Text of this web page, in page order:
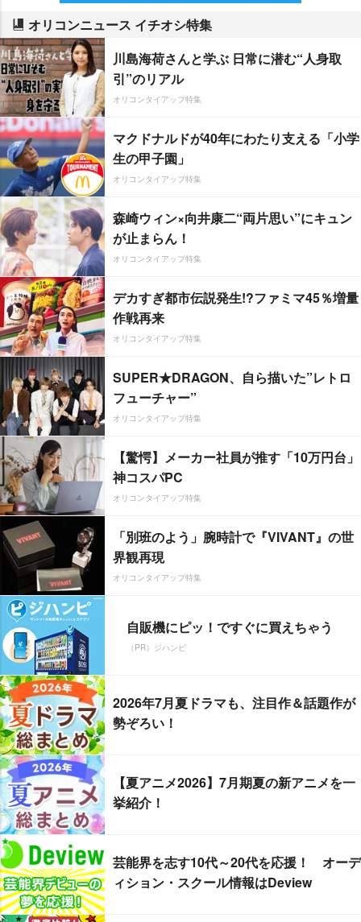
オリコンニュース イチオシ特集
川島海荷さんと学ぶ 日常に潜む“人身取
引”のリアル
オリコンタイアップ特集
マクドナルドが40年にわたり支える「小学
生の甲子園」
オリコンタイアップ特集
森崎ウィン×向井康二“両片思い”にキュン
が止まらん！
オリコンタイアップ特集
デカすぎ都市伝説発生!?ファミマ45％増量
作戦再来
オリコンタイアップ特集
SUPER★DRAGON、自ら描いた”レトロ
フューチャー”
オリコンタイアップ特集
【驚愕】メーカー社員が推す「10万円台」
神コスパPC
オリコンタイアップ特集
「別班のよう」腕時計で『VIVANT』の世
界観再現
オリコンタイアップ特集
自販機にピッ！ですぐに買えちゃう
（PR）ジハンピ
2026年7月夏ドラマも、注目作＆話題作が
勢ぞろい！
【夏アニメ2026】7月期夏の新アニメを一
挙紹介！
芸能界を志す10代～20代を応援！ オーデ
ィション・スクール情報はDeview